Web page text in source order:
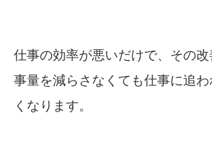
仕事の効率が悪いだけで、その
事量を減らさなくても仕事に追
くなります。